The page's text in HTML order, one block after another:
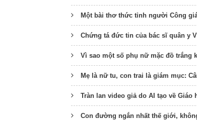
Một bài thơ thức tỉnh người Công
Chứng tá đức tin của bác sĩ quân y
Vì sao một số phụ nữ mặc đồ trắng
Mẹ là nữ tu, con trai là giám mục:
Tràn lan video giả do AI tạo về Giáo
Con đường ngắn nhất thế giới,